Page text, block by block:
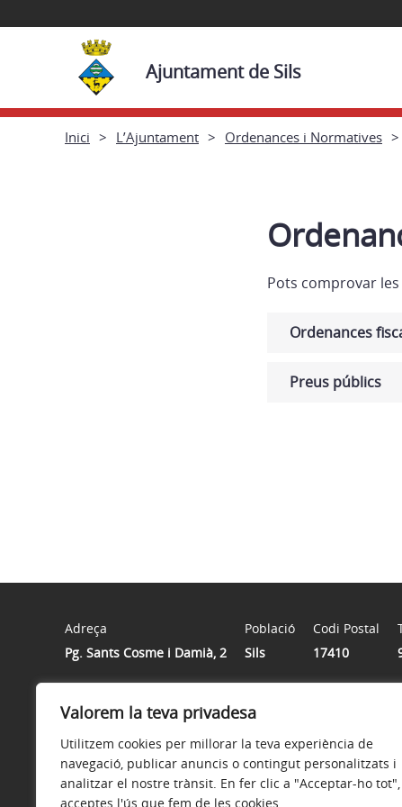
Valorem la teva privadesa
Utilitzem cookies per millorar la teva experiència de
navegació, publicar anuncis o contingut personalitzats i
analitzar el nostre trànsit. En fer clic a "Acceptar-ho tot",
acceptes l'ús que fem de les cookies.
Ajuntament de Sils
Inici L’Ajuntament Ordenances i Normatives
Pots comprovar
Ordenances
Preus públics
Adreça
Pg. Sants Cosme i Damià, 2
Població
Sils
Codi Postal
17410
Horari
De dilluns a divendres de 8h. a 14h.
Avís legal Política de privacitat